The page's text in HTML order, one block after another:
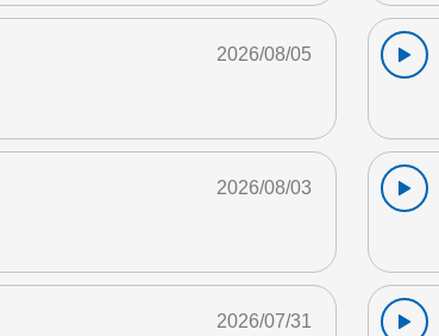
2026/08/05
2026/08/03
2026/07/31